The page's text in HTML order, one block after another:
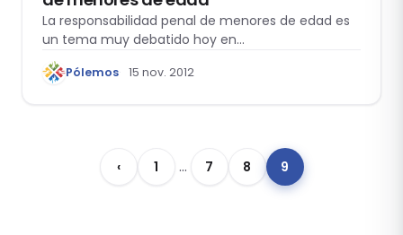
La responsabilidad penal de menores de edad es
un tema muy debatido hoy en…
Pólemos 15 nov. 2012
‹ 1 … 7 8 9